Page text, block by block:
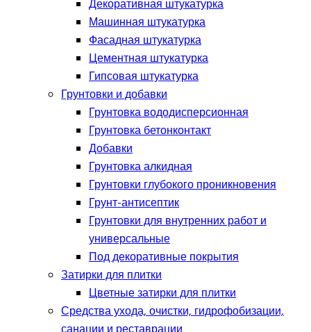
Декоративная штукатурка
Машинная штукатурка
Фасадная штукатурка
Цементная штукатурка
Гипсовая штукатурка
Грунтовки и добавки
Грунтовка вододисперсионная
Грунтовка бетонконтакт
Добавки
Грунтовка алкидная
Грунтовки глубокого проникновения
Грунт-антисептик
Грунтовки для внутренних работ и
универсальные
Под декоративные покрытия
Затирки для плитки
Цветные затирки для плитки
Средства ухода, очистки, гидрофобизации,